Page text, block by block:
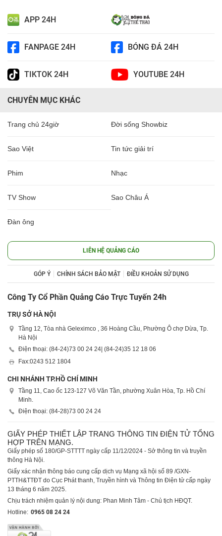
APP 24H
FANPAGE 24H BÓNG ĐÁ 24H
TIKTOK 24H YOUTUBE 24H
CHUYÊN MỤC KHÁC
Trang chủ 24giờ Đời sống Showbiz
Sao Việt Tin tức giải trí
Phim Nhạc
TV Show Sao Châu Á
Đàn ông
LIÊN HỆ QUẢNG CÁO
GÓP Ý CHÍNH SÁCH BẢO MẬT ĐIỀU KHOẢN SỬ DỤNG
Công Ty Cổ Phần Quảng Cáo Trực Tuyến 24h
TRỤ SỞ HÀ NỘI
Tầng 12, Tòa nhà Geleximco , 36 Hoàng Cầu, Phường Ô chợ Dừa, Tp.
Hà Nội
Điện thoại: (84-24)73 00 24 24 | (84-24)35 12 18 06
Fax:0243 512 1804
CHI NHÁNH TP.HỒ CHÍ MINH
Tầng 11, Cao ốc 123-127 Võ Văn Tần, phường Xuân Hòa, Tp. Hồ Chí
Minh.
Điện thoại: (84-28)73 00 24 24
GIẤY PHÉP THIẾT LẬP TRANG THÔNG TIN ĐIỆN TỬ TỔNG
HỢP TRÊN MẠNG.
Giấy phép số 180/GP-STTTT ngày cấp 11/12/2024 - Sở thông tin và truyền
thông Hà Nội.
Giấy xác nhận thông báo cung cấp dịch vụ Mạng xã hội số 89 /GXN-
PTTH&TTĐT do Cục Phát thanh, Truyền hình và Thông tin Điện tử cấp ngày
13 tháng 6 năm 2025.
Chịu trách nhiệm quản lý nội dung: Phan Minh Tâm - Chủ tịch HĐQT.
Hotline: 0965 08 24 24